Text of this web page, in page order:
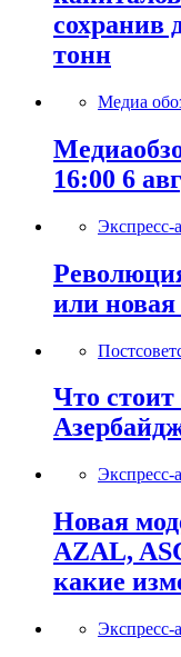
сохранив
тонн
Медиа
16:00 6
Экспресс-
или
Что
Экспресс-
Новая
AZAL,
какие
Экспресс-